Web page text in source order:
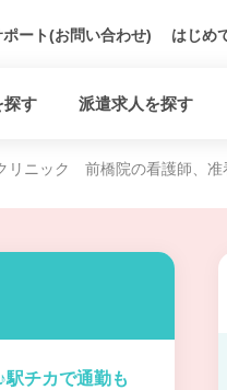
ポート(お問い合わせ) はじめ
探す 派遣求人を探す
リニック 前橋院の看護師、准
チカで通勤も